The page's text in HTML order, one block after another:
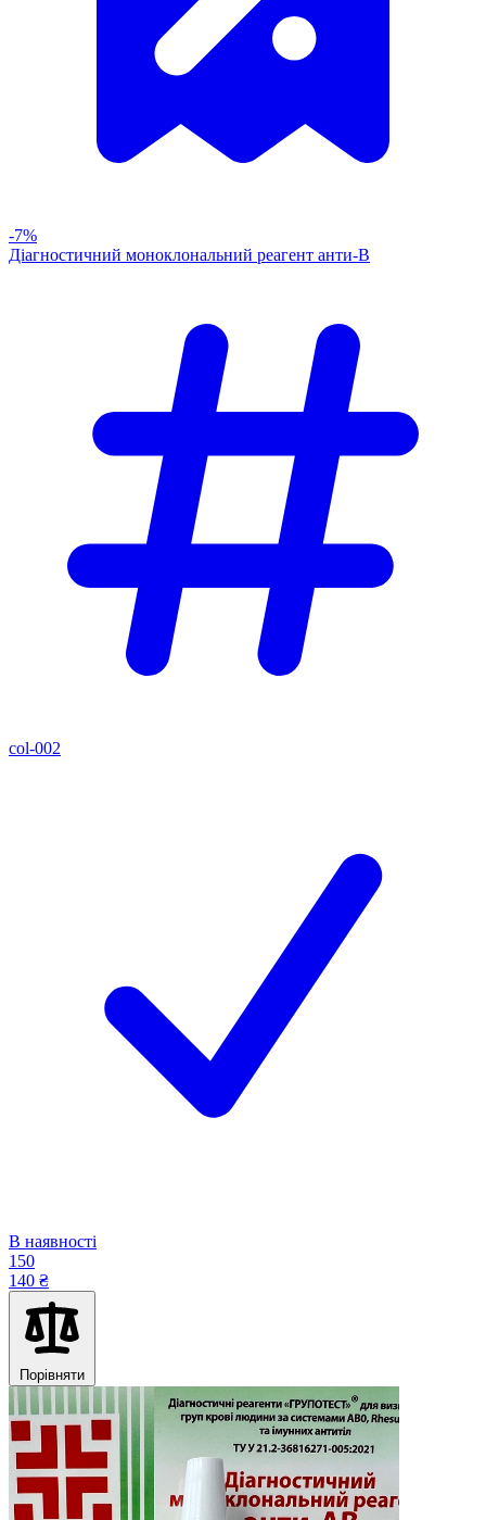
-7%
Діагностичний моноклональний реагент анти-В
col-002
В наявності
150
140 ₴
Порівняти